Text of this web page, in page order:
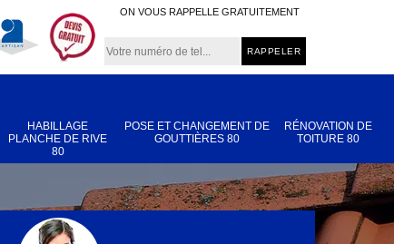
ON VOUS RAPPELLE GRATUITEMENT
HABILLAGE
PLANCHE DE RIVE
80
POSE ET CHANGEMENT DE
GOUTTIÈRES 80
RÉNOVATION DE
TOITURE 80